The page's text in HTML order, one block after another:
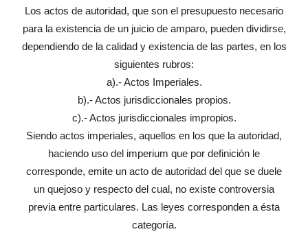
Los actos de autoridad, que son el presupuesto necesario
para la existencia de un juicio de amparo, pueden dividirse,
dependiendo de la calidad y existencia de las partes, en los
siguientes rubros:
a).- Actos Imperiales.
b).- Actos jurisdiccionales propios.
c).- Actos jurisdiccionales impropios.
Siendo actos imperiales, aquellos en los que la autoridad,
haciendo uso del imperium que por definición le
corresponde, emite un acto de autoridad del que se duele
un quejoso y respecto del cual, no existe controversia
previa entre particulares. Las leyes corresponden a ésta
categoría.